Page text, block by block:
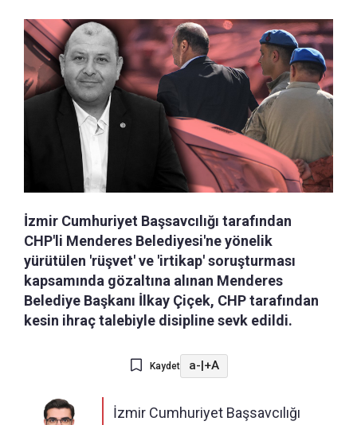
İzmir Cumhuriyet Başsavcılığı tarafından
CHP'li Menderes Belediyesi'ne yönelik
yürütülen 'rüşvet' ve 'irtikap' soruşturması
kapsamında gözaltına alınan Menderes
Belediye Başkanı İlkay Çiçek, CHP tarafından
kesin ihraç talebiyle disipline sevk edildi.
Kaydet a- +A
İzmir Cumhuriyet Başsavcılığı